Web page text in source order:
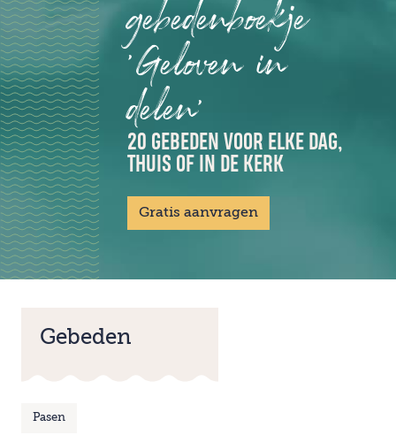
gebedenboekje
'Geloven in
delen'
20 GEBEDEN VOOR ELKE DAG,
THUIS OF IN DE KERK
Gratis aanvragen
Gebeden
Pasen